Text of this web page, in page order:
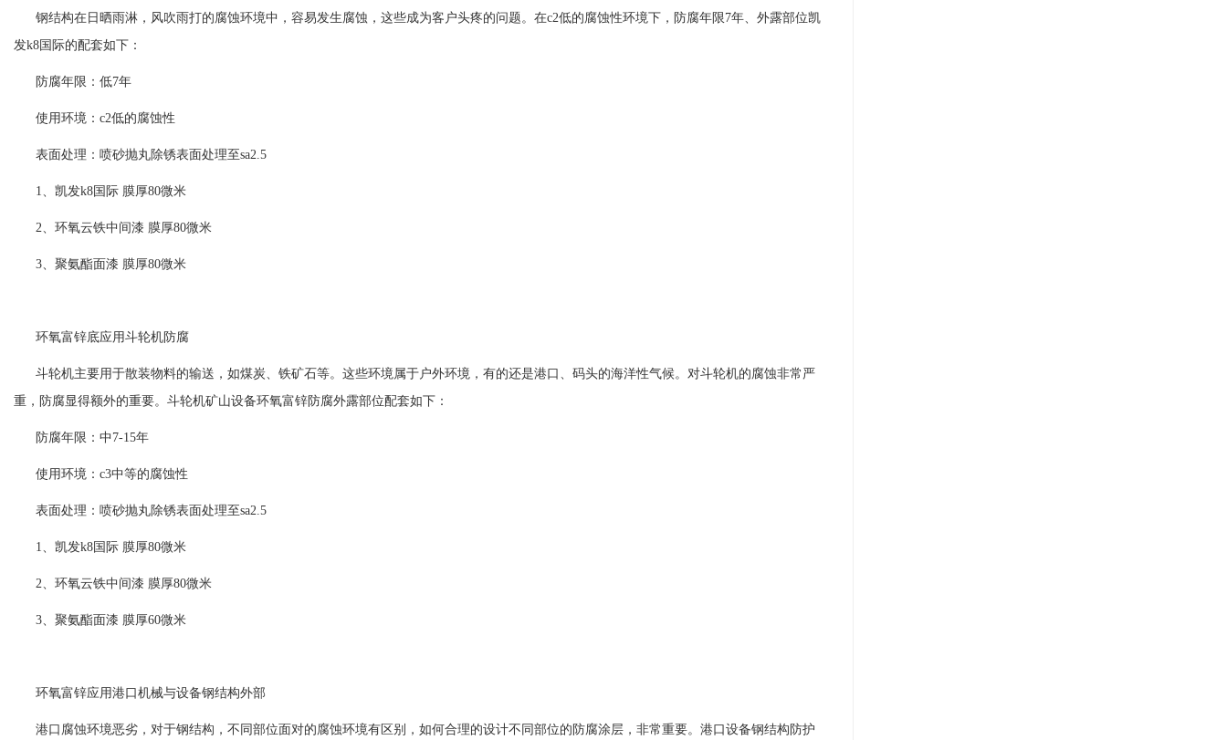
钢结构在日晒雨淋，风吹雨打的腐蚀环境中，容易发生腐蚀，这些成为客户头疼的问题。在c2低的腐蚀性环境下，防腐年限7年、外露部位凯
发k8国际的配套如下：
防腐年限：低7年
使用环境：c2低的腐蚀性
表面处理：喷砂抛丸除锈表面处理至sa2.5
1、 凯发k8国际 膜厚80微米
2、环氧云铁中间漆 膜厚80微米
3、聚氨酯面漆 膜厚80微米
环氧富锌底应用斗轮机防腐
斗轮机主要用于散装物料的输送，如煤炭、铁矿石等。这些环境属于户外环境，有的还是港口、码头的海洋性气候。对斗轮机的腐蚀非常严
重，防腐显得额外的重要。斗轮机矿山设备环氧富锌防腐外露部位配套如下：
防腐年限：中7-15年
使用环境：c3中等的腐蚀性
表面处理：喷砂抛丸除锈表面处理至sa2.5
1、 凯发k8国际 膜厚80微米
2、环氧云铁中间漆 膜厚80微米
3、聚氨酯面漆 膜厚60微米
环氧富锌应用港口机械与设备钢结构外部
港口腐蚀环境恶劣，对于钢结构，不同部位面对的腐蚀环境有区别，如何合理的设计不同部位的防腐涂层，非常重要。港口设备钢结构防护